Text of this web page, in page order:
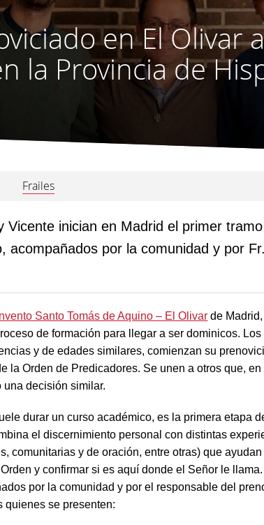
en El Olivar
la Provincia de
Frailes
Vicente inician en Madrid el primer
acompañados por la comunidad y por
Santo Tomás de Aquino – El Olivar de
de formación para llegar a ser dominicos. Los
y de edades similares, comienzan su
la Orden de Predicadores. Se unen a otros que,
una decisión similar.
durar un curso académico, es la primera etapa
el discernimiento personal con distintas
comunitarias y de oración, entre otras) que ayudan
y confirmar si es aquí donde el Señor le llama.
por la comunidad y por el responsable del
quienes se presenten: